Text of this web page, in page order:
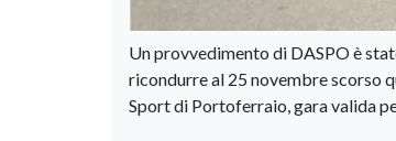
Un provvedimento di DASPO è
ricondurre al 25 novembre scorso
Sport di Portoferraio, gara valida